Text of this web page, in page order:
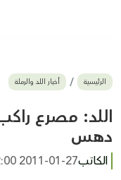
بيع وشراء
أخبار القدس
وفيات
المزيد
الرئيسية أخبار اللد والرملة
اللد: مصرع
دهس
الكاتب2011-01-27 08:02:00